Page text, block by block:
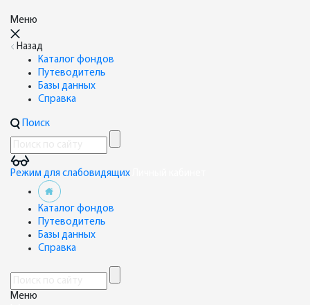
Меню
Назад
Каталог фондов
Путеводитель
Базы данных
Справка
Поиск
Режим для слабовидящих
Каталог фондов
Путеводитель
Базы данных
Справка
Меню